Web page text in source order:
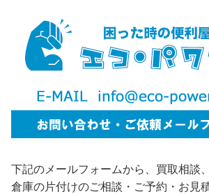
下記のメールフォームから、買取相談
倉庫の片付けのご相談・ご予約・お見